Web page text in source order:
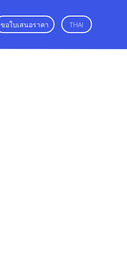
ขอใบเสนอราคา THAI